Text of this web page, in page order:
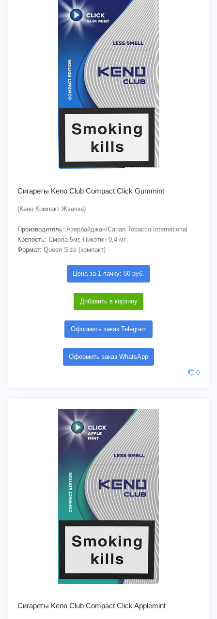
Сигареты Keno Club Compact Click Gummint
(Кено Компакт Жвачка)
Производитель: Азербайджан/Cahan Tobacco International
Крепость: Смола-5мг, Никотин-0,4 мг
Формат: Queen Size (компакт)
Цена за 1 пачку: 50 руб.
Добавить в корзину
Оформить заказ Telegram
Оформить заказ WhatsApp
0
Сигареты Keno Club Compact Click Applemint